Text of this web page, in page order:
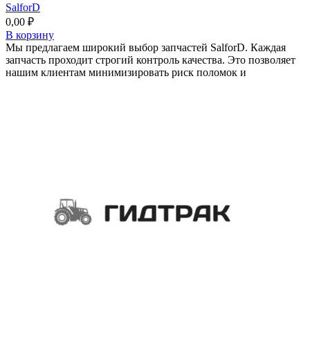
SalforD
0,00 ₽
В корзину
Мы предлагаем широкий выбор запчастей SalforD. Каждая
запчасть проходит строгий контроль качества. Это позволяет
нашим клиентам минимизировать риск поломок и